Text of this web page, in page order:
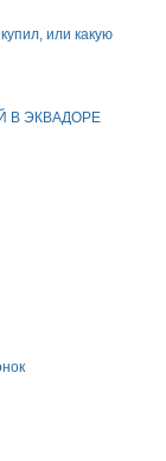
или какую
В ЭКВАДОРЕ